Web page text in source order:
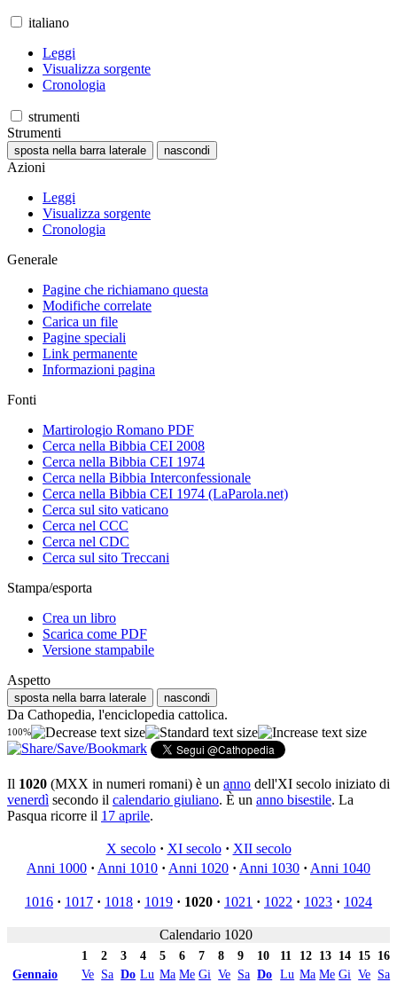
italiano
Leggi
Visualizza sorgente
Cronologia
strumenti
Strumenti
sposta nella barra laterale nascondi
Azioni
Leggi
Visualizza sorgente
Cronologia
Generale
Pagine che richiamano questa
Modifiche correlate
Carica un file
Pagine speciali
Link permanente
Informazioni pagina
Fonti
Martirologio Romano PDF
Cerca nella Bibbia CEI 2008
Cerca nella Bibbia CEI 1974
Cerca nella Bibbia Interconfessionale
Cerca nella Bibbia CEI 1974 (LaParola.net)
Cerca sul sito vaticano
Cerca nel CCC
Cerca nel CDC
Cerca sul sito Treccani
Stampa/esporta
Crea un libro
Scarica come PDF
Versione stampabile
Aspetto
sposta nella barra laterale nascondi
Da Cathopedia, l'enciclopedia cattolica.
100%
Il 1020 (MXX in numeri romani) è un anno dell'XI secolo iniziato di
venerdì secondo il calendario giuliano. È un anno bisestile. La
Pasqua ricorre il 17 aprile.
X secolo· XI secolo· XII secolo
Anni 1000 · Anni 1010 · Anni 1020 · Anni 1030 · Anni 1040
1016 · 1017 · 1018 · 1019 · 1020 · 1021 · 1022 · 1023 · 1024
Calendario 1020
1 2 3 4 5 6 7 8 9 10 11 12 13 14 15 16
Gennaio
Ve Sa Do Lu Ma Me Gi Ve Sa Do Lu Ma Me Gi Ve Sa